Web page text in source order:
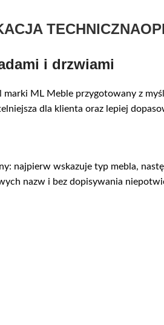
TECHNICZNA
i drzwiami
marki ML Meble przygotowany z
dla klienta oraz lepiej
najpierw wskazuje typ mebla,
nazw i bez dopisywania